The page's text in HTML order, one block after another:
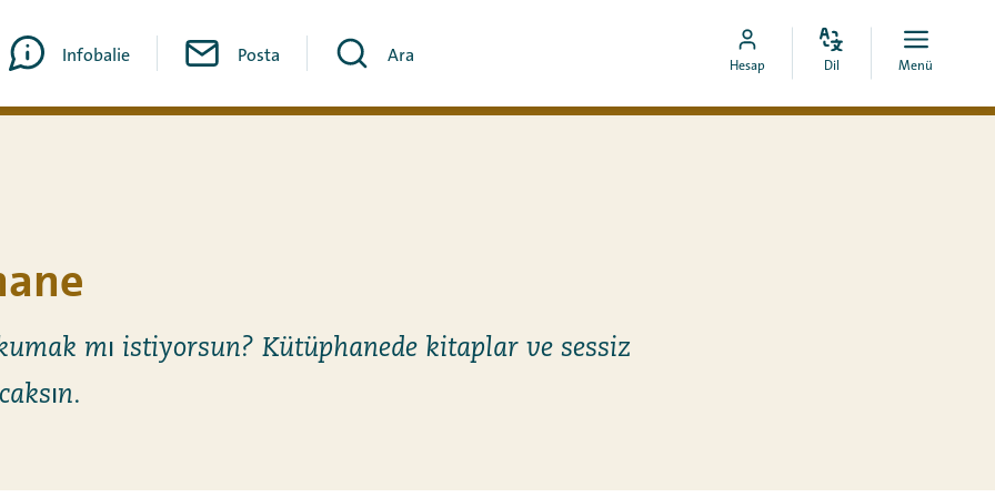
Infobalie Posta Ara
MyCOA
hesabına
Hesap
Dili
Dil
Aç
Menü
mı istiyorsun? Kütüphanede kitaplar ve sessiz